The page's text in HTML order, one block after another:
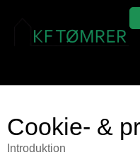
Cookie- &
Introduktion